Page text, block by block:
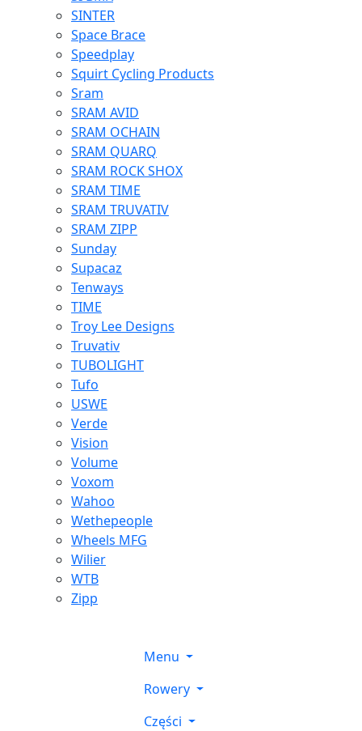
SINTER
Space Brace
Speedplay
Squirt Cycling Products
Sram
SRAM AVID
SRAM OCHAIN
SRAM QUARQ
SRAM ROCK SHOX
SRAM TIME
SRAM TRUVATIV
SRAM ZIPP
Sunday
Supacaz
Tenways
TIME
Troy Lee Designs
Truvativ
TUBOLIGHT
Tufo
USWE
Verde
Vision
Volume
Voxom
Wahoo
Wethepeople
Wheels MFG
Wilier
WTB
Zipp
Menu
Rowery
Części